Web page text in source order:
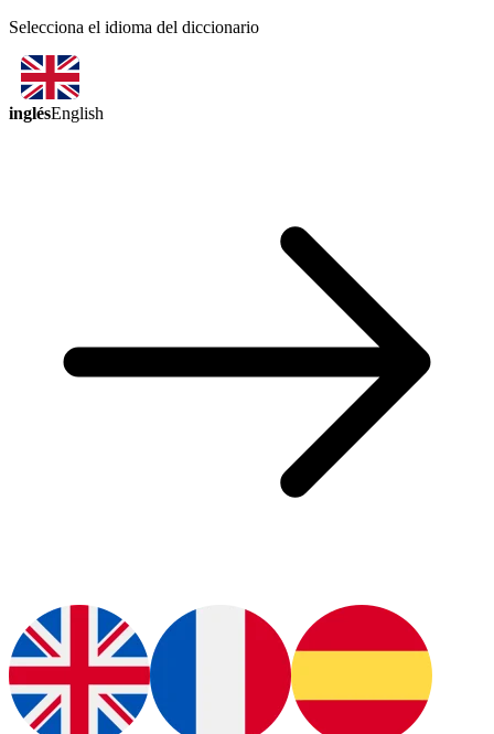
Selecciona el idioma del diccionario
inglésEnglish